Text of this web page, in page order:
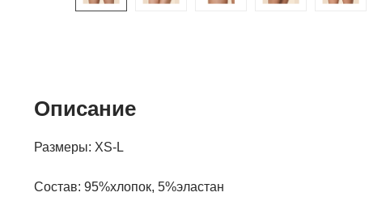
Описание
Размеры: XS-L
Состав: 95%хлопок, 5%эластан